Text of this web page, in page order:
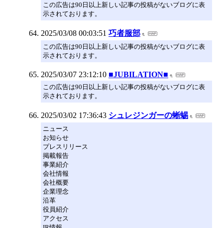
この広告は90日以上新しい記事の投稿がないブログに表
示されております。
2025/03/08 00:03:51 巧者服部
この広告は90日以上新しい記事の投稿がないブログに表
示されております。
2025/03/07 23:12:10 ■JUBILATION■
この広告は90日以上新しい記事の投稿がないブログに表
示されております。
2025/03/02 17:36:43 シュレジンガーの蜥蜴
ニュース
お知らせ
プレスリリース
掲載報告
事業紹介
会社情報
会社概要
企業理念
沿革
役員紹介
アクセス